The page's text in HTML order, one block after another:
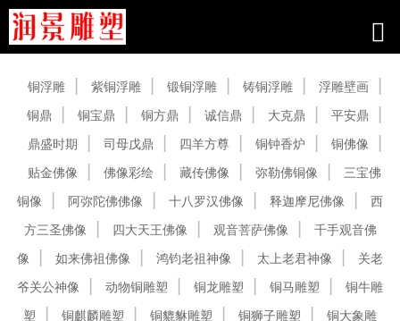
铜浮雕 紫铜浮雕 锻铜浮雕 铸铜浮雕
浮雕壁画
铜鼎
铜宝鼎 铜方鼎 诚信鼎 大克鼎
平安鼎
鼎盛时期
司母戊鼎 四羊方尊 铜钟香炉
铜佛像
贴金佛像
佛像彩绘 藏传佛像 弥勒佛铜像
三宝佛
铜像
阿弥陀佛佛像 十八罗汉佛像 释迦摩尼佛像
西
方三圣佛像
四大天王佛像 观音菩萨佛像
千手观音佛
像
如来佛祖佛像 鸿钧老祖神像 太上老君神像
关老
爷关公神像
动物铜雕塑 铜龙雕塑 铜马雕塑
铜牛雕
塑
铜麒麟雕塑 铜貔貅雕塑 铜狮子雕塑
铜大象雕